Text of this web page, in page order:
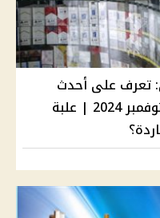
تعرف على أحدث
أسعار السجائر اليوم الجمعة 1 نوفمبر 2024 | علبة